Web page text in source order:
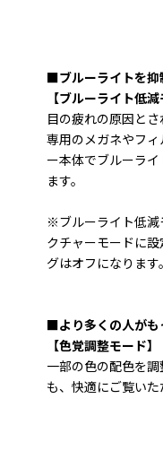
■ブルーライトを抑
【ブルーライト低減
目の疲れの原因とさ
専用のメガネやフ
ー本体でブルーラ
ます。
※ブルーライト低減
クチャーモードに
グはオフになります。
■より多くの人がも
【色覚調整モード】
一部の色の配色を
も、快適にご覧いた